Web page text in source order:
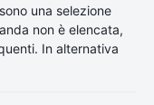
una selezione
non è elencata,
In alternativa